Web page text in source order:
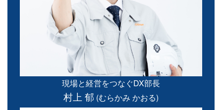
現場と経営をつなぐDX部長
村上 郁 (むらかみ かおる)